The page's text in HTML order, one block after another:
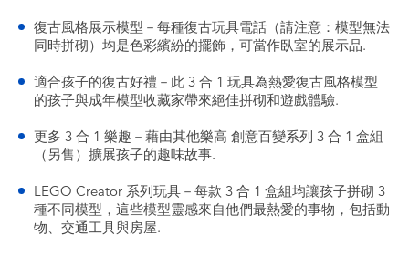
復古風格展示模型－每種復古玩具電話（請注意：模型無法
同時拼砌）均是色彩繽紛的擺飾，可當作臥室的展示品.
適合孩子的復古好禮－此 3 合 1 玩具為熱愛復古風格模型
的孩子與成年模型收藏家帶來絕佳拼砌和遊戲體驗.
更多 3 合 1 樂趣－藉由其他樂高 創意百變系列 3 合 1 盒組
（另售）擴展孩子的趣味故事.
LEGO Creator 系列玩具－每款 3 合 1 盒組均讓孩子拼砌 3
種不同模型，這些模型靈感來自他們最熱愛的事物，包括動
物、交通工具與房屋.